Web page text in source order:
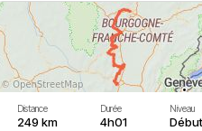
Distance
249 km
Durée
4h01
Niveau